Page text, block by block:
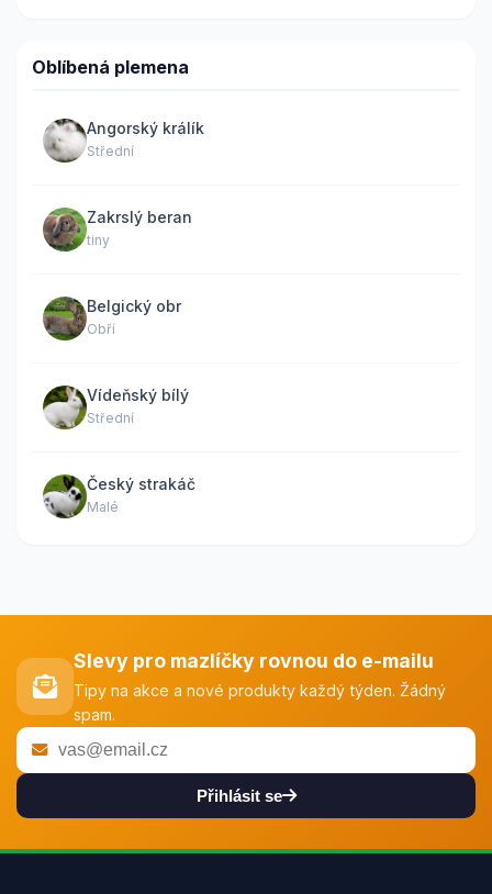
Oblíbená plemena
Angorský králík
Střední
Zakrslý beran
tiny
Belgický obr
Obří
Vídeňský bílý
Střední
Český strakáč
Malé
Slevy pro mazlíčky rovnou do e-mailu
Tipy na akce a nové produkty každý týden. Žádný
spam.
Přihlásit se